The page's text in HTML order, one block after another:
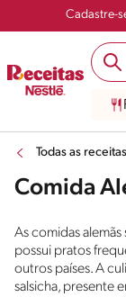
Cadastre-
Todas as receitas
Comida
As comidas
possui pratos
outros países. A
salsicha, presente